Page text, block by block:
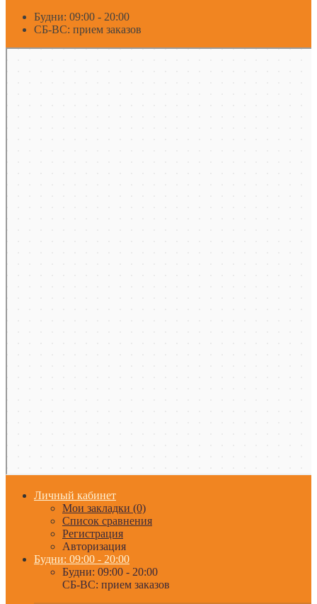
Будни: 09:00 - 20:00
СБ-ВС: прием заказов
Личный кабинет
Мои закладки (0)
Список сравнения
Регистрация
Авторизация
Будни: 09:00 - 20:00
Будни: 09:00 - 20:00
СБ-ВС: прием заказов